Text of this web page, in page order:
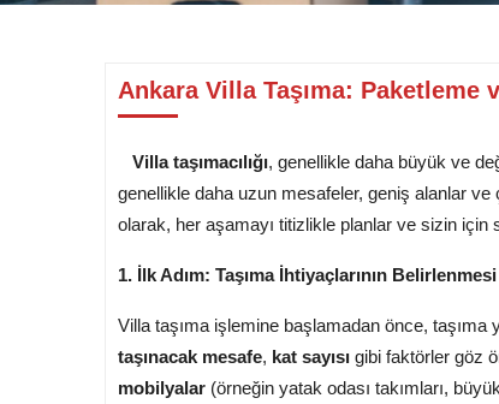
Ankara Villa Taşıma: Paketleme
Villa taşımacılığı, genellikle daha büyük ve
genellikle daha uzun mesafeler, geniş alanlar ve
olarak, her aşamayı titizlikle planlar ve sizin için
1. İlk Adım: Taşıma İhtiyaçlarının Belirlenmesi
Villa taşıma işlemine başlamadan önce, taşıma
taşınacak mesafe, kat sayısı gibi faktörler göz
mobilyalar (örneğin yatak odası takımları,